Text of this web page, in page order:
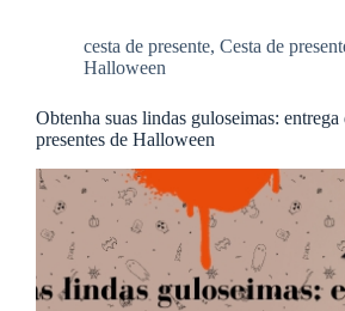
cesta de presente, Cesta de
Halloween
Obtenha suas lindas guloseimas: entrega
presentes de Halloween